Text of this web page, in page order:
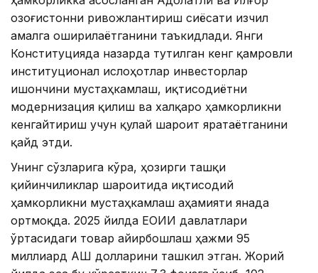
Қозоғистонни ривожлантириш сиёсати изчил
амалга оширилаётганини таъкидлади. Янги
Конституцияда назарда тутилган кенг қамровли
институционал ислоҳотлар инвесторлар
ишончини мустаҳкамлаш, иқтисодиётни
модернизация қилиш ва халқаро ҳамкорликни
кенгайтириш учун қулай шароит яратаётганини
қайд этди.
Унинг сўзларига кўра, ҳозирги ташқи
қийинчиликлар шароитида иқтисодий
ҳамкорликни мустаҳкамлаш аҳамияти янада
ортмоқда. 2025 йилда ЕОИИ давлатлари
ўртасидаги товар айирбошлаш ҳажми 95
миллиард АҚШ долларини ташкил этган. Жорий